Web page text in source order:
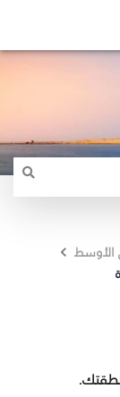
الأوسط